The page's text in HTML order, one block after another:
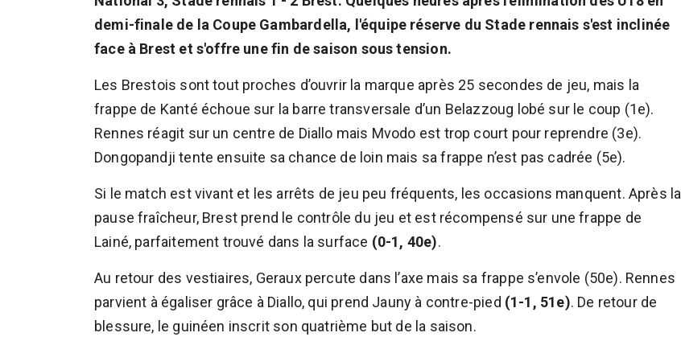
demi-finale de la Coupe Gambardella, l'équipe réserve du Stade rennais s'est inclinée
face à Brest et s'offre une fin de saison sous tension.
Les Brestois sont tout proches d’ouvrir la marque après 25 secondes de jeu, mais la
frappe de Kanté échoue sur la barre transversale d’un Belazzoug lobé sur le coup (1e).
Rennes réagit sur un centre de Diallo mais Mvodo est trop court pour reprendre (3e).
Dongopandji tente ensuite sa chance de loin mais sa frappe n’est pas cadrée (5e).
Si le match est vivant et les arrêts de jeu peu fréquents, les occasions manquent. Après la
pause fraîcheur, Brest prend le contrôle du jeu et est récompensé sur une frappe de
Lainé, parfaitement trouvé dans la surface (0-1, 40e).
Au retour des vestiaires, Geraux percute dans l’axe mais sa frappe s’envole (50e). Rennes
parvient à égaliser grâce à Diallo, qui prend Jauny à contre-pied (1-1, 51e). De retour de
blessure, le guinéen inscrit son quatrième but de la saison.